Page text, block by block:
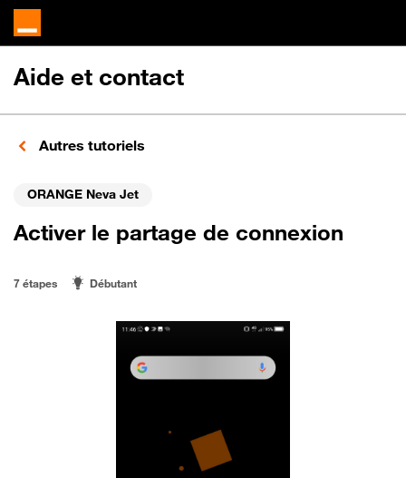
Aide et contact
Autres tutoriels
ORANGE Neva Jet
Activer le partage de connexion
7 étapes Débutant